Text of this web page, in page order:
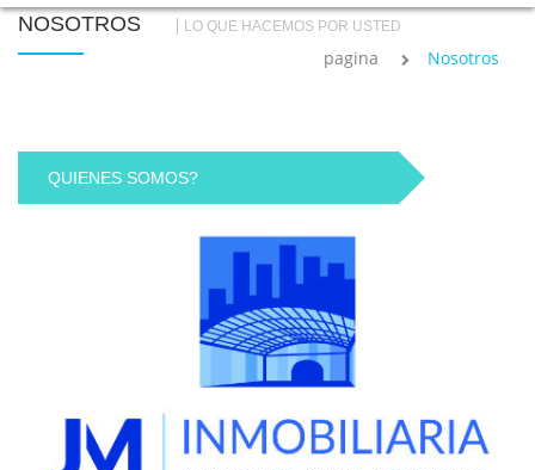
NOSOTROS LO QUE HACEMOS POR USTED
pagina Nosotros
QUIENES SOMOS?